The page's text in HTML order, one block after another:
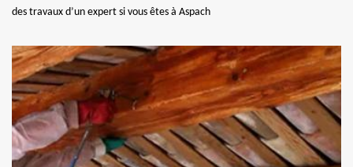
des travaux d’un expert si vous êtes à Aspach